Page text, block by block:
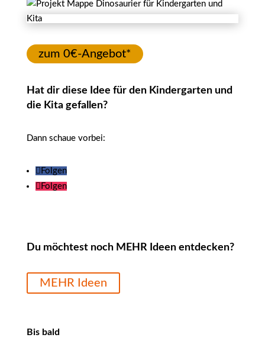
zum 0€-Angebot*
Hat dir diese Idee für den Kindergarten und
die Kita gefallen?
Dann schaue vorbei:
Folgen
Folgen
Du möchtest noch MEHR Ideen entdecken?
MEHR Ideen
Bis bald